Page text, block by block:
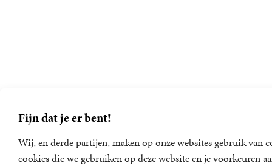
Fijn dat je er bent!
Wij, en derde partijen, maken op onze websites gebruik van
cookies die we gebruiken op deze website en je voorkeuren